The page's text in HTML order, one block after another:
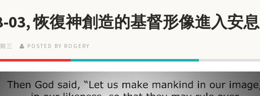
03, 恢復神創造的基督形像進入安息
三 POSTED BY ROGERY